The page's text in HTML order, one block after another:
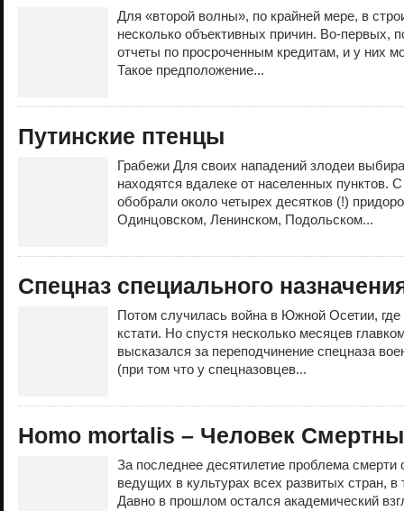
Для «второй волны», по крайней мере, в
несколько объективных причин. Во-первых,
отчеты по просроченным кредитам, и у них
Такое предположение...
Путинские птенцы
Грабежи Для своих нападений злодеи
находятся вдалеке от населенных пунктов.
обобрали около четырех десятков (!)
Одинцовском, Ленинском, Подольском...
Спецназ специального
Потом случилась война в Южной Осетии, где
кстати. Но спустя несколько месяцев
высказался за переподчинение спецназа
(при том что у спецназовцев...
Homo mortalis – Человек
За последнее десятилетие проблема смерти
ведущих в культурах всех развитых стран,
Давно в прошлом остался академический